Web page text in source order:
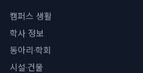
캠퍼스 생활
학사 정보
동아리·학회
시설·건물